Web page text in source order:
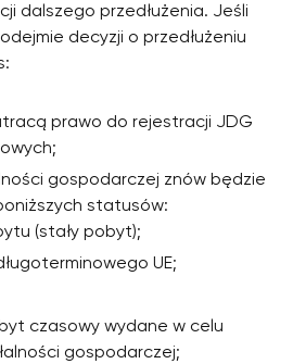
dalszego przedłużenia. Jeśli
decyzji o przedłużeniu
prawo do rejestracji JDG
gospodarczej znów będzie
statusów:
(stały pobyt);
UE;
czasowy wydane w celu
gospodarczej;